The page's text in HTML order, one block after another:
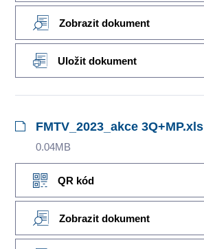
Zobrazit dokument
Uložit dokument
FMTV_2023_akce 3Q+MP.xls
0.04MB
QR kód
Zobrazit dokument